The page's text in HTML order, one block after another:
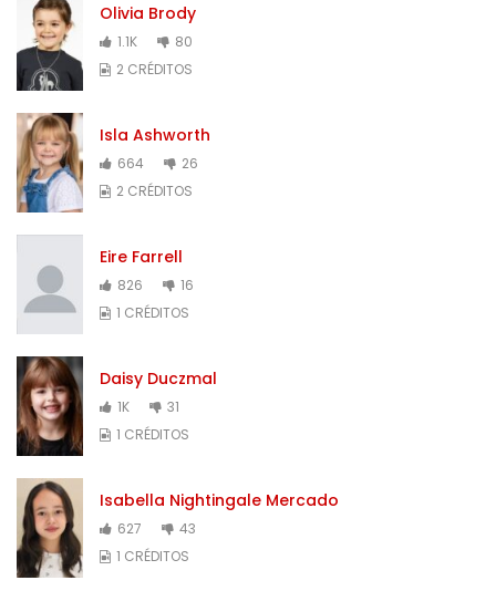
Olivia Brody
1.1K
80
2 CRÉDITOS
Isla Ashworth
664
26
2 CRÉDITOS
Eire Farrell
826
16
1 CRÉDITOS
Daisy Duczmal
1K
31
1 CRÉDITOS
Isabella Nightingale Mercado
627
43
1 CRÉDITOS